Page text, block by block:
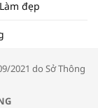
mại: Khơi
đẹp
2021 do Sở Thông